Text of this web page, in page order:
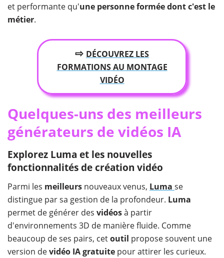
et performante qu'une personne formée dont c'est le
métier.
⇨ DÉCOUVREZ LES
FORMATIONSAU MONTAGE
VIDÉO
Quelques-uns des meilleurs
générateurs de vidéos IA
Explorez Luma et les nouvelles
fonctionnalités de création vidéo
Parmi les meilleurs nouveaux venus, Luma se
distingue par sa gestion de la profondeur. Luma
permet de générer des vidéosà partir
d'environnements 3D de manière fluide. Comme
beaucoup de ses pairs, cetoutil propose souvent une
version devidéo IA gratuite pour attirer les curieux.